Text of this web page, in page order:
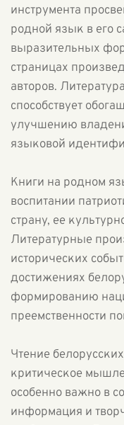
инструмента
родной язык в его
выразительных
страницах
авторов.
способствует
улучшению
языковой
Книги на родном
воспитании
страну, ее
Литературные
исторических
достижениях
формированию
преемственности
Чтение
критическое
особенно важно в
информация и